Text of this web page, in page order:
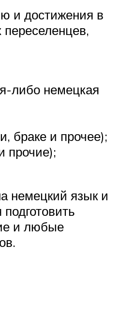
и достижения в
переселенцев,
либо немецкая
браке и прочее);
прочие);
немецкий язык и
и любые